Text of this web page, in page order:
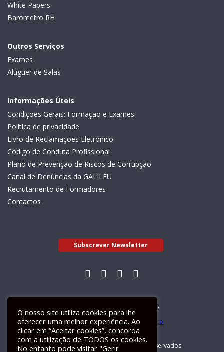
White Papers
Barómetro RH
Outros Serviços
Exames
Aluguer de Salas
Informações Úteis
Condições Gerais: Formação e Exames
Política de privacidade
Livro de Reclamações Eletrónico
Código de Conduta Profissional
Plano de Prevenção de Riscos de Corrupção
Canal de Denúncias da GALILEU
Recrutamento de Formadores
Contactos
Subscrever Newsletter
Livro de Reclamações Electrónico
GALILEU 2026 © Todos os direitos reservados
O nosso site utiliza cookies para lhe
oferecer uma melhor experiência. Ao
clicar em “Aceitar cookies”, concorda
com a utilização de TODOS os cookies.
No entanto pode visitar "Gerir